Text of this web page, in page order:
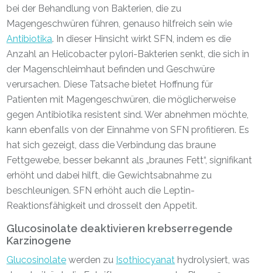
bei der Behandlung von Bakterien, die zu
Magengeschwüren führen, genauso hilfreich sein wie
Antibiotika. In dieser Hinsicht wirkt SFN, indem es die
Anzahl an Helicobacter pylori-Bakterien senkt, die sich in
der Magenschleimhaut befinden und Geschwüre
verursachen. Diese Tatsache bietet Hoffnung für
Patienten mit Magengeschwüren, die möglicherweise
gegen Antibiotika resistent sind. Wer abnehmen möchte,
kann ebenfalls von der Einnahme von SFN profitieren. Es
hat sich gezeigt, dass die Verbindung das braune
Fettgewebe, besser bekannt als „braunes Fett“, signifikant
erhöht und dabei hilft, die Gewichtsabnahme zu
beschleunigen. SFN erhöht auch die Leptin-
Reaktionsfähigkeit und drosselt den Appetit.
Glucosinolate deaktivieren krebserregende
Karzinogene
Glucosinolate werden zu Isothiocyanat hydrolysiert, was